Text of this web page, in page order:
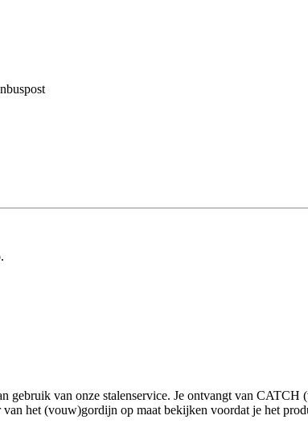
van onze stalenservice. Je ontvangt van
het (vouw)gordijn op maat bekijken voordat je het